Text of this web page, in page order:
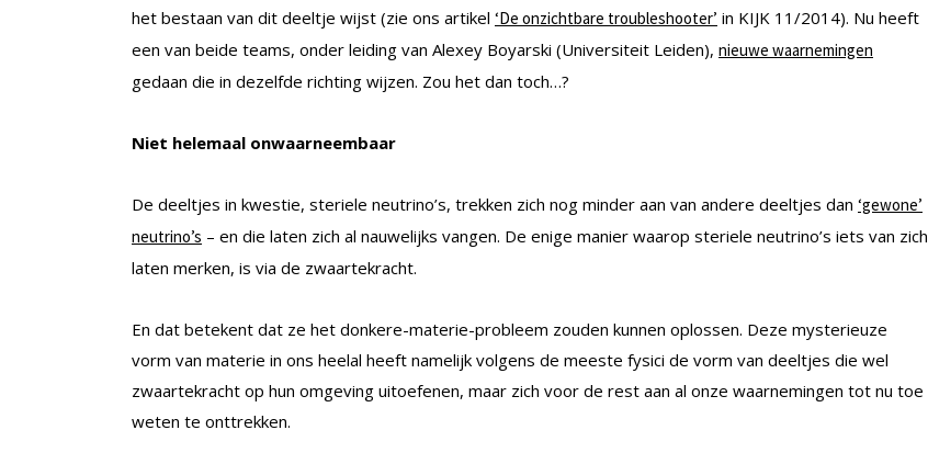
het bestaan van dit deeltje wijst (zie ons artikel ‘De onzichtbare troubleshooter’ in KIJK 11/2014). Nu heeft
een van beide teams, onder leiding van Alexey Boyarski (Universiteit Leiden), nieuwe waarnemingen
gedaan die in dezelfde richting wijzen. Zou het dan toch…?
Niet helemaal onwaarneembaar
De deeltjes in kwestie, steriele neutrino’s, trekken zich nog minder aan van andere deeltjes dan ‘gewone’
neutrino’s – en die laten zich al nauwelijks vangen. De enige manier waarop steriele neutrino’s iets van zich
laten merken, is via de zwaartekracht.
En dat betekent dat ze het donkere-materie-probleem zouden kunnen oplossen. Deze mysterieuze
vorm van materie in ons heelal heeft namelijk volgens de meeste fysici de vorm van deeltjes die wel
zwaartekracht op hun omgeving uitoefenen, maar zich voor de rest aan al onze waarnemingen tot nu toe
weten te onttrekken.